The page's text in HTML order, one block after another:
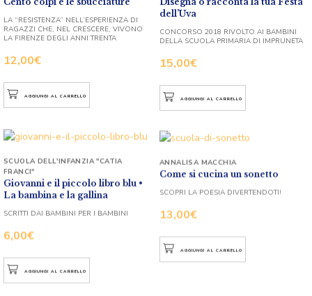
12,00€
LA “RESISTENZA” NELL’ESPERIENZA DI
RAGAZZI CHE, NEL CRESCERE, VIVONO
LA FIRENZE DEGLI ANNI TRENTA
AGGIUNGI AL CARRELLO
dell’Uva
15,00€
CONCORSO 2018 RIVOLTO AI BAMBINI
DELLA SCUOLA PRIMARIA DI IMPRUNETA
AGGIUNGI AL CARRELLO
Giovanni e il piccolo libro blu •
La bambina e la gallina
6,00€
SCUOLA DELL'INFANZIA "CATIA
FRANCI"
SCRITTI DAI BAMBINI PER I BAMBINI
AGGIUNGI AL CARRELLO
Come si cucina un sonetto
13,00€
ANNALISA MACCHIA
SCOPRI LA POESIA DIVERTENDOTI!
AGGIUNGI AL CARRELLO